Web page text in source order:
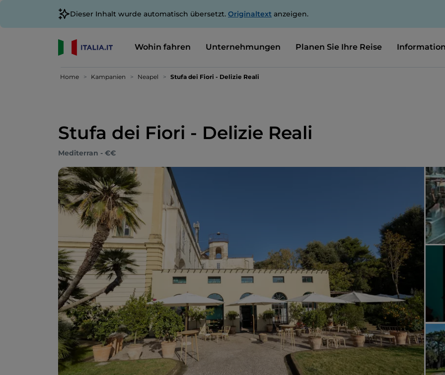
Dieser Inhalt wurde automatisch übersetzt. Originaltext anzeigen.
Wohin fahren Unternehmungen Planen Sie Ihre Reise
Home Kampanien Neapel Stufa dei Fiori - Delizie Reali
Stufa dei Fiori - Delizie Reali
Mediterran - €€